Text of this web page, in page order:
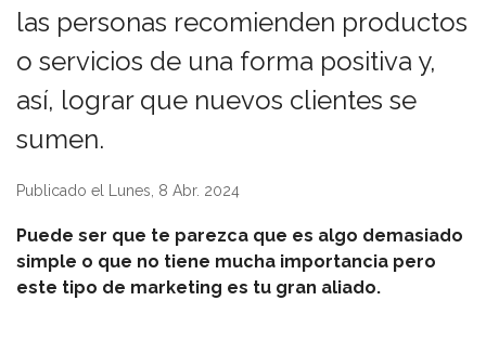
las personas recomienden productos
o servicios de una forma positiva y,
así, lograr que nuevos clientes se
sumen.
Publicado el Lunes, 8 Abr. 2024
Puede ser que te parezca que es algo demasiado
simple o que no tiene mucha importancia pero
este tipo de marketing es tu gran aliado.